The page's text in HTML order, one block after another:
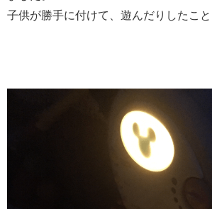
子供が勝手に付けて、遊んだりしたこと